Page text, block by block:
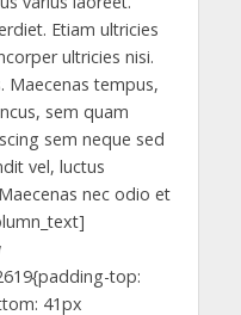
Etiam ultricies
ultricies nisi.
Maecenas tempus,
sem quam
sem neque sed
vel, luctus
nec odio et
top:
41px